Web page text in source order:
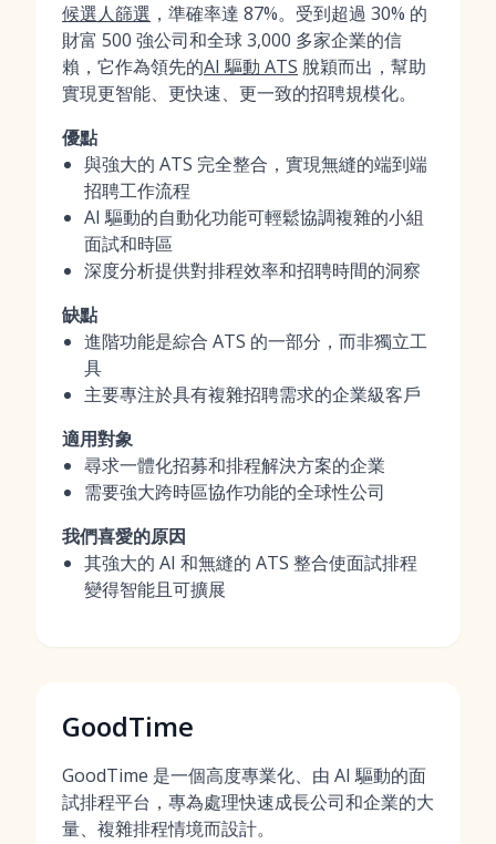
候選人篩選 ，準確率達 87%。受到超過 30% 的
財富 500 強公司和全球 3,000 多家企業的信
賴，它作為領先的AI 驅動 ATS 脫穎而出，幫助
實現更智能、更快速、更一致的招聘規模化。
優點
與強大的 ATS 完全整合，實現無縫的端到端
招聘工作流程
AI 驅動的自動化功能可輕鬆協調複雜的小組
面試和時區
深度分析提供對排程效率和招聘時間的洞察
缺點
進階功能是綜合 ATS 的一部分，而非獨立工
具
主要專注於具有複雜招聘需求的企業級客戶
適用對象
尋求一體化招募和排程解決方案的企業
需要強大跨時區協作功能的全球性公司
我們喜愛的原因
其強大的 AI 和無縫的 ATS 整合使面試排程
變得智能且可擴展
GoodTime
GoodTime 是一個高度專業化、由 AI 驅動的面
試排程平台，專為處理快速成長公司和企業的大
量、複雜排程情境而設計。